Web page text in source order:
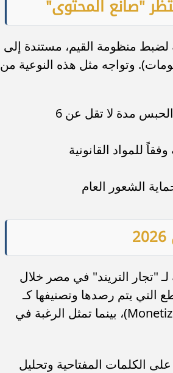
"صانع المحتوى"
لضبط منظومة القيم، مستندة إلى
تقنية المعلومات). وتواجه مثل هذه النوعية من
الاعتداء على المبادئ والقيم الأسرية: وهي تهمة عقوبتها الحبس مدة لا تقل عن 6
للمواد القانونية
الشعور العام
لـ "تجار التريند" في مصر خلال
رقابية، فإن نسبة 75% من المقاطع التي يتم رصدها وتصنيفها كـ
"محتوى غير لائق" تهدف بالأساس للربح المادي السريع (Monetization)، بينما تمثل الرغبة في
الكلمات المفتاحية وتحليل